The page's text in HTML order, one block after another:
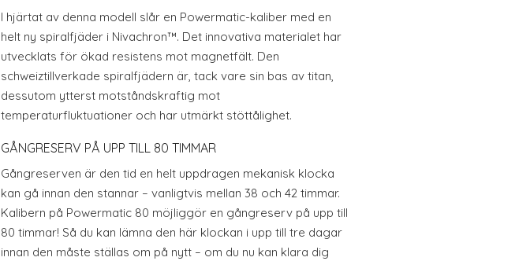
I hjärtat av denna modell slår en Powermatic-kaliber med en
helt ny spiralfjäder i Nivachron™. Det innovativa materialet har
utvecklats för ökad resistens mot magnetfält. Den
schweiztillverkade spiralfjädern är, tack vare sin bas av titan,
dessutom ytterst motståndskraftig mot
temperaturfluktuationer och har utmärkt stöttålighet.
GÅNGRESERV PÅ UPP TILL 80 TIMMAR
Gångreserven är den tid en helt uppdragen mekanisk klocka
kan gå innan den stannar – vanligtvis mellan 38 och 42 timmar.
Kalibern på Powermatic 80 möjliggör en gångreserv på upp till
80 timmar! Så du kan lämna den här klockan i upp till tre dagar
innan den måste ställas om på nytt – om du nu kan klara dig